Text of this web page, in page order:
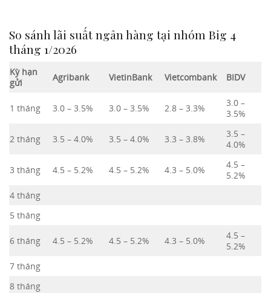
So sánh lãi suất ngân hàng tại nhóm Big 4
tháng 1/2026
Kỳ hạn
gửi
Agribank VietinBank Vietcombank BIDV
1 tháng 3.0 – 3.5% 3.0 – 3.5% 2.8 – 3.3%
3.0 –
3.5%
2 tháng 3.5 – 4.0% 3.5 – 4.0% 3.3 – 3.8%
3.5 –
4.0%
3 tháng 4.5 – 5.2% 4.5 – 5.2% 4.3 – 5.0%
4.5 –
5.2%
4 tháng
5 tháng
6 tháng 4.5 – 5.2% 4.5 – 5.2% 4.3 – 5.0%
4.5 –
5.2%
7 tháng
8 tháng